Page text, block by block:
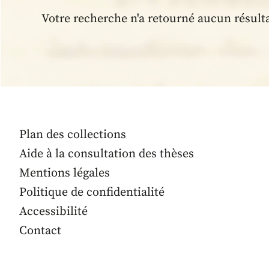
Votre recherche n'a retourné aucun
Plan des collections
Aide à la consultation des thèses
Mentions légales
Politique de confidentialité
Accessibilité
Contact